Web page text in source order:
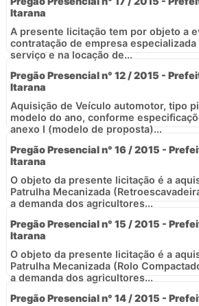
Itarana
A presente licitação tem por objeto a
contratação de empresa especializada
serviço e na locação de...
Pregão Presencial n° 12 / 2015 -
Itarana
Aquisição de Veículo automotor, tipo
modelo do ano, conforme
anexo I (modelo de proposta)...
Pregão Presencial n° 16 / 2015 -
Itarana
O objeto da presente licitação é a
Patrulha Mecanizada
a demanda dos agricultores...
Pregão Presencial n° 15 / 2015 -
Itarana
O objeto da presente licitação é a
Patrulha Mecanizada (Rolo
a demanda dos agricultores...
Pregão Presencial n° 14 / 2015 -